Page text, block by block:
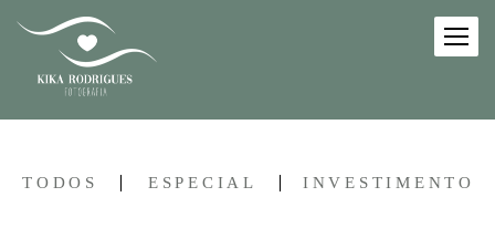
TODOS ESPECIAL INVESTIMENTO